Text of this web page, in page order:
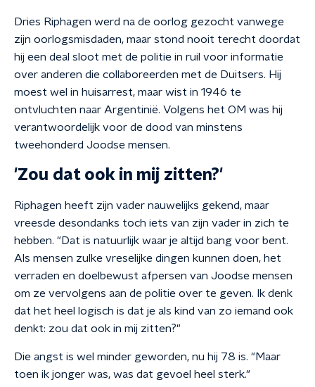
Dries Riphagen werd na de oorlog gezocht vanwege
zijn oorlogsmisdaden, maar stond nooit terecht doordat
hij een deal sloot met de politie in ruil voor informatie
over anderen die collaboreerden met de Duitsers. Hij
moest wel in huisarrest, maar wist in 1946 te
ontvluchten naar Argentinië. Volgens het OM was hij
verantwoordelijk voor de dood van minstens
tweehonderd Joodse mensen.
'Zou dat ook in mij zitten?'
Riphagen heeft zijn vader nauwelijks gekend, maar
vreesde desondanks toch iets van zijn vader in zich te
hebben. "Dat is natuurlijk waar je altijd bang voor bent.
Als mensen zulke vreselijke dingen kunnen doen, het
verraden en doelbewust afpersen van Joodse mensen
om ze vervolgens aan de politie over te geven. Ik denk
dat het heel logisch is dat je als kind van zo iemand ook
denkt: zou dat ook in mij zitten?"
Die angst is wel minder geworden, nu hij 78 is. "Maar
toen ik jonger was, was dat gevoel heel sterk."